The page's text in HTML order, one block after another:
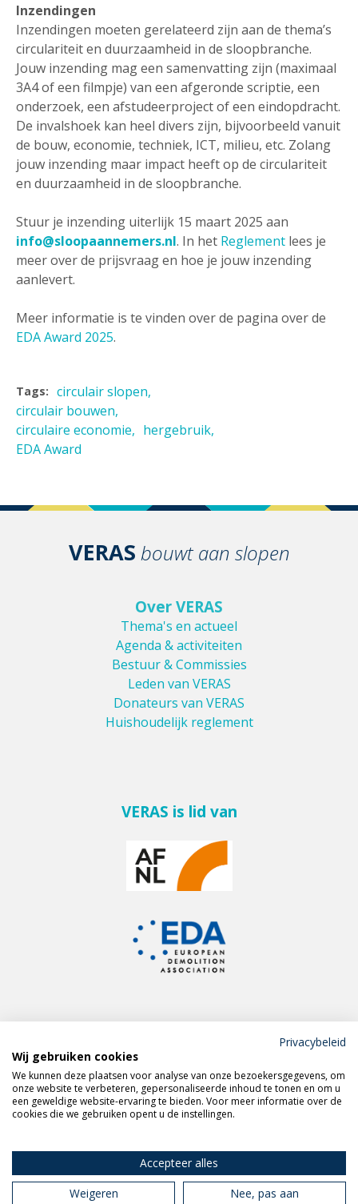
Inzendingen
Inzendingen moeten gerelateerd zijn aan de thema’s
circulariteit en duurzaamheid in de sloopbranche.
Jouw inzending mag een samenvatting zijn (maximaal
3A4 of een filmpje) van een afgeronde scriptie, een
onderzoek, een afstudeerproject of een eindopdracht.
De invalshoek kan heel divers zijn, bijvoorbeeld vanuit
de bouw, economie, techniek, ICT, milieu, etc. Zolang
jouw inzending maar impact heeft op de circulariteit
en duurzaamheid in de sloopbranche.
Stuur je inzending uiterlijk 15 maart 2025 aan
info@sloopaannemers.nl. In het Reglement lees je
meer over de prijsvraag en hoe je jouw inzending
aanlevert.
Meer informatie is te vinden over de pagina over de
EDA Award 2025.
Tags: circulair slopen
circulair bouwen
circulaire economie
hergebruik
EDA Award
VERAS bouwt aan slopen
Over VERAS
Thema's en actueel
Agenda & activiteiten
Bestuur & Commissies
Leden van VERAS
Donateurs van VERAS
Huishoudelijk reglement
VERAS is lid van
Meld je aan voor de
VERAS nieuwsbrief
Volg VERAS op
Privacybeleid
Wij gebruiken cookies
We kunnen deze plaatsen voor analyse van onze bezoekersgegevens, om
onze website te verbeteren, gepersonaliseerde inhoud te tonen en om u
een geweldige website-ervaring te bieden. Voor meer informatie over de
cookies die we gebruiken opent u de instellingen.
Accepteer alles
Weigeren
Nee, pas aan